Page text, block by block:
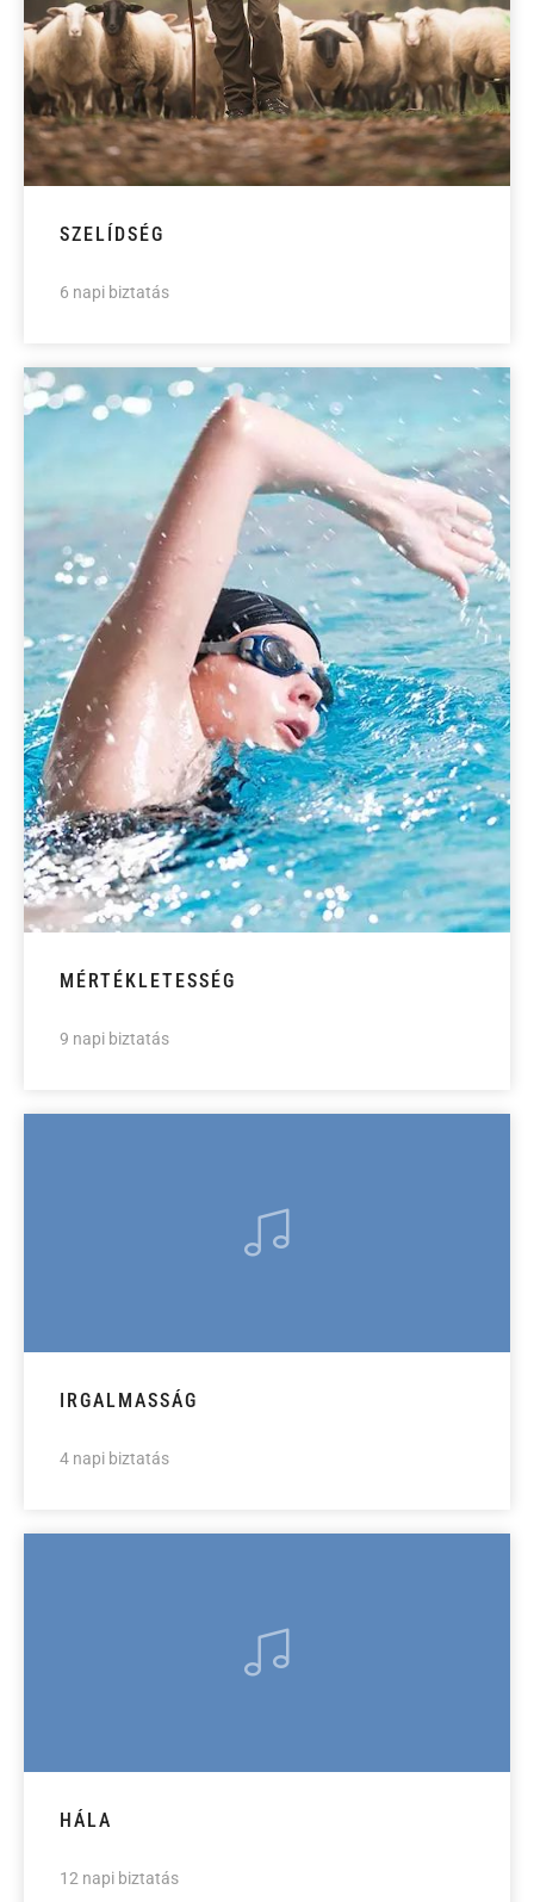
SZELÍDSÉG
6 napi biztatás
MÉRTÉKLETESSÉG
9 napi biztatás
IRGALMASSÁG
4 napi biztatás
HÁLA
12 napi biztatás